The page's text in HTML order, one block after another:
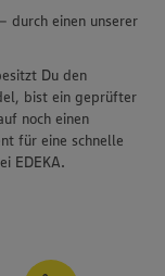
um Ihnen
durch einen unserer
Du den
bist ein geprüfter
noch einen
für eine schnelle
EDEKA.